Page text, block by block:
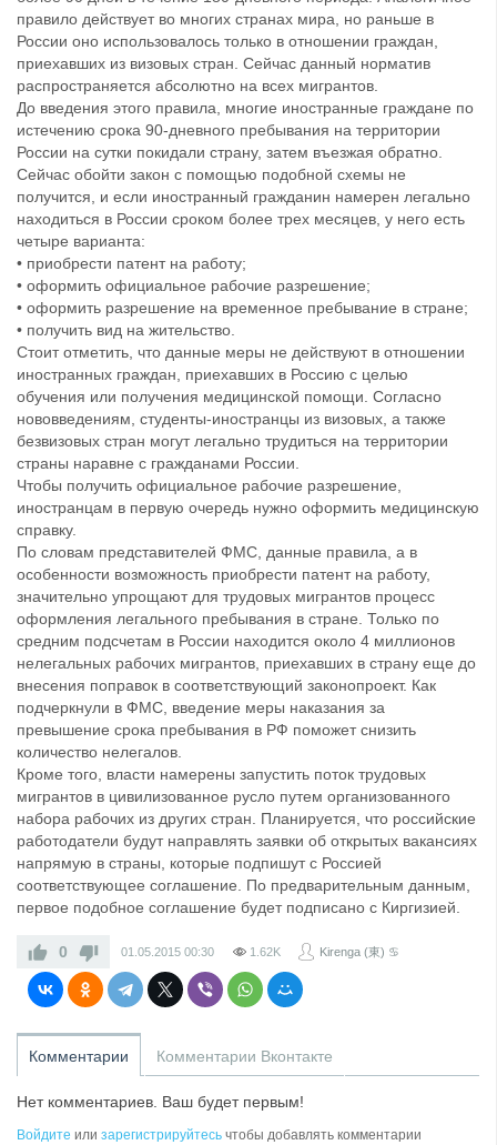
правило действует во многих странах мира, но раньше в
России оно использовалось только в отношении граждан,
приехавших из визовых стран. Сейчас данный норматив
распространяется абсолютно на всех мигрантов.
До введения этого правила, многие иностранные граждане по
истечению срока 90-дневного пребывания на территории
России на сутки покидали страну, затем въезжая обратно.
Сейчас обойти закон с помощью подобной схемы не
получится, и если иностранный гражданин намерен легально
находиться в России сроком более трех месяцев, у него есть
четыре варианта:
• приобрести патент на работу;
• оформить официальное рабочие разрешение;
• оформить разрешение на временное пребывание в стране;
• получить вид на жительство.
Стоит отметить, что данные меры не действуют в отношении
иностранных граждан, приехавших в Россию с целью
обучения или получения медицинской помощи. Согласно
нововведениям, студенты-иностранцы из визовых, а также
безвизовых стран могут легально трудиться на территории
страны наравне с гражданами России.
Чтобы получить официальное рабочие разрешение,
иностранцам в первую очередь нужно оформить медицинскую
справку.
По словам представителей ФМС, данные правила, а в
особенности возможность приобрести патент на работу,
значительно упрощают для трудовых мигрантов процесс
оформления легального пребывания в стране. Только по
средним подсчетам в России находится около 4 миллионов
нелегальных рабочих мигрантов, приехавших в страну еще до
внесения поправок в соответствующий законопроект. Как
подчеркнули в ФМС, введение меры наказания за
превышение срока пребывания в РФ поможет снизить
количество нелегалов.
Кроме того, власти намерены запустить поток трудовых
мигрантов в цивилизованное русло путем организованного
набора рабочих из других стран. Планируется, что российские
работодатели будут направлять заявки об открытых вакансиях
напрямую в страны, которые подпишут с Россией
соответствующее соглашение. По предварительным данным,
первое подобное соглашение будет подписано с Киргизией.
0 01.05.2015 00:30 1.62K Kirenga (東) ♋
Комментарии Комментарии Вконтакте
Нет комментариев. Ваш будет первым!
Войдите или зарегистрируйтесь чтобы добавлять комментарии